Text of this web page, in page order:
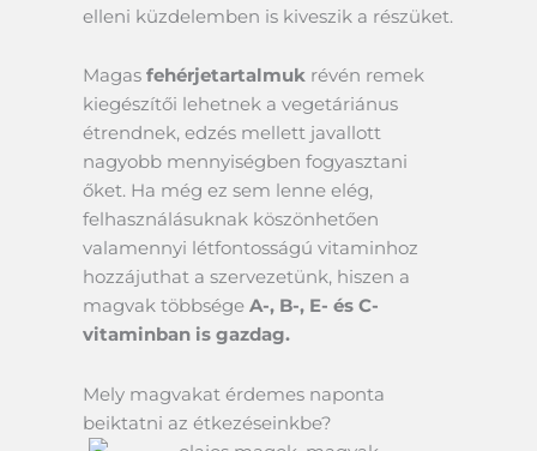
elleni küzdelemben is kiveszik a részüket.
Magas fehérjetartalmukrévén remek
kiegészítői lehetnek a vegetáriánus
étrendnek, edzés mellett javallott
nagyobb mennyiségben fogyasztani
őket. Ha még ez sem lenne elég,
felhasználásuknak köszönhetően
valamennyi létfontosságú vitaminhoz
hozzájuthat a szervezetünk, hiszen a
magvak többsége A-, B-, E- és C-
vitaminban is gazdag.
Mely magvakat érdemes naponta
beiktatni az étkezéseinkbe?